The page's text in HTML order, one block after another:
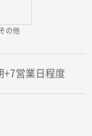
その他
営業日程度